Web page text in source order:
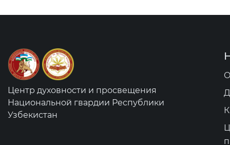
Центр духовности и просвещения
Национальной гвардии Республики
Узбекистан